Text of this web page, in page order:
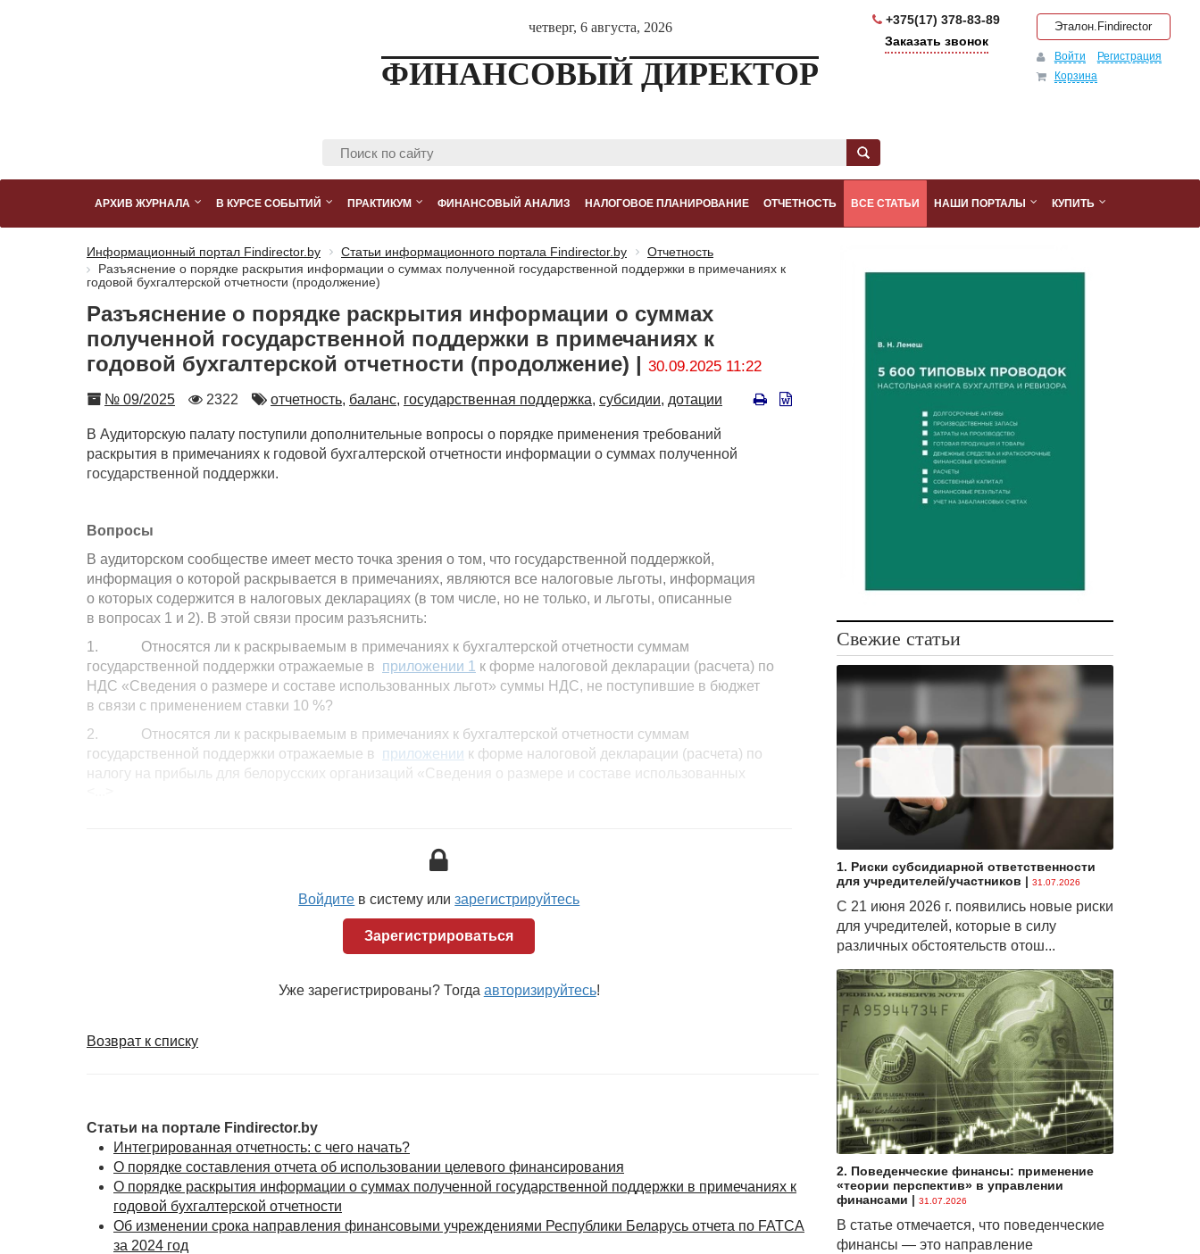
четверг, 6 августа, 2026
ФИНАНСОВЫЙ ДИРЕКТОР
+375(17) 378-83-89
Заказать звонок
Эталон.Findirector
Войти
Регистрация
Корзина
АРХИВ ЖУРНАЛА В КУРСЕ СОБЫТИЙ ПРАКТИКУМ ФИНАНСОВЫЙ АНАЛИЗ НАЛОГОВОЕ ПЛАНИРОВАНИЕ ОТЧЕТНОСТЬ ВСЕ СТАТЬИ НАШИ ПОРТАЛЫ КУПИТЬ
Информационный портал Findirector.by Статьи информационного портала Findirector.by
Отчетность
Разъяснение о порядке раскрытия информации о суммах полученной государственной поддержки в примечаниях к
годовой бухгалтерской отчетности (продолжение)
Разъяснение о порядке раскрытия информации о суммах
полученной государственной поддержки в примечаниях к
годовой бухгалтерской отчетности (продолжение) | 30.09.2025 11:22
Номер
№ 09/2025
Количество
2322 Автор
отчетность, баланс, государственная поддержка, субсидии, дотации
В Аудиторскую палату поступили дополнительные вопросы о порядке применения требований
раскрытия в примечаниях к годовой бухгалтерской отчетности информации о суммах полученной
государственной поддержки.
Вопросы
В аудиторском сообществе имеет место точка зрения о том, что государственной поддержкой,
информация о которой раскрывается в примечаниях, являются все налоговые льготы, информация
о которых содержится в налоговых декларациях (в том числе, но не только, и льготы, описанные
в вопросах 1 и 2). В этой связи просим разъяснить:
1. Относятся ли к раскрываемым в примечаниях к бухгалтерской отчетности суммам
государственной поддержки отражаемые в приложении 1 к форме налоговой декларации (расчета) по
НДС «Сведения о размере и составе использованных льгот» суммы НДС, не поступившие в бюджет
в связи с применением ставки 10 %?
2. Относятся ли к раскрываемым в примечаниях к бухгалтерской отчетности суммам
государственной поддержки отражаемые в приложении к форме налоговой декларации (расчета) по
налогу на прибыль для белорусских организаций «Сведения о размере и составе использованных
Нормативные акты, которыми предусматривается предоставление государственной
Войдите в систему илизарегистрируйтесь
Зарегистрироваться
Уже зарегистрированы? Тогда авторизируйтесь!
Возврат к списку
Статьи на портале Findirector.by
Интегрированная отчетность: с чего начать?
О порядке составления отчета об использовании целевого финансирования
О порядке раскрытия информации о суммах полученной государственной поддержки в примечаниях к
годовой бухгалтерской отчетности
Об изменении срока направления финансовыми учреждениями Республики Беларусь отчета по FATCA
за 2024 год
Свежие статьи
1. Риски субсидиарной ответственности
для учредителей/участников | 31.07.2026
С 21 июня 2026 г. появились новые риски
для учредителей, которые в силу
различных обстоятельств отош...
2. Поведенческие финансы: применение
«теории перспектив» в управлении
финансами | 31.07.2026
В статье отмечается, что поведенческие
финансы — это направление